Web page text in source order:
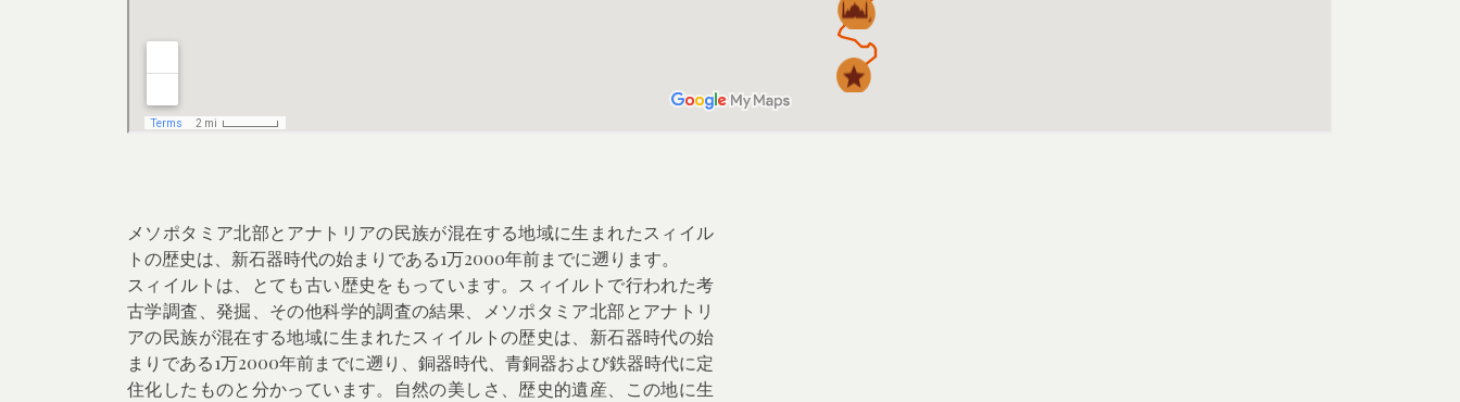
メソポタミア北部とアナトリアの民族が混在する地域に生まれたスィイル
トの歴史は、新石器時代の始まりである1万2000年前までに遡ります。
スィイルトは、とても古い歴史をもっています。スィイルトで行われた考
古学調査、発掘、その他科学的調査の結果、メソポタミア北部とアナトリ
アの民族が混在する地域に生まれたスィイルトの歴史は、新石器時代の始
まりである1万2000年前までに遡り、銅器時代、青銅器および鉄器時代に定
住化したものと分かっています。自然の美しさ、歴史的遺産、この地に生